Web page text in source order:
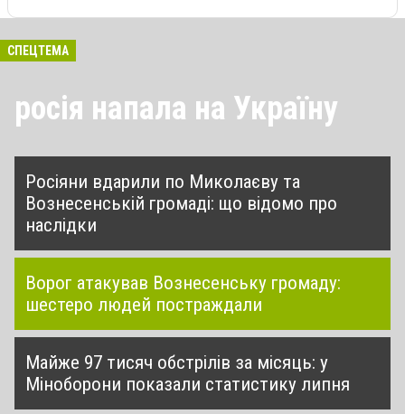
СПЕЦТЕМА
росія напала на Україну
Росіяни вдарили по Миколаєву та
Вознесенській громаді: що відомо про
наслідки
Ворог атакував Вознесенську громаду:
шестеро людей постраждали
Майже 97 тисяч обстрілів за місяць: у
Міноборони показали статистику липня